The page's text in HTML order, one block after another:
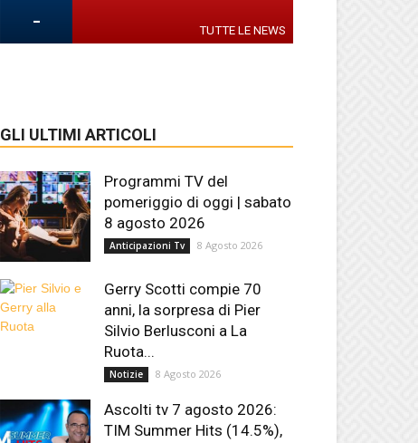
- TUTTE LE NEWS
GLI ULTIMI ARTICOLI
Programmi TV del
pomeriggio di oggi | sabato
8 agosto 2026
Anticipazioni Tv 8 Agosto 2026
Gerry Scotti compie 70
anni, la sorpresa di Pier
Silvio Berlusconi a La
Ruota...
Notizie 8 Agosto 2026
Ascolti tv 7 agosto 2026:
TIM Summer Hits (14.5%),